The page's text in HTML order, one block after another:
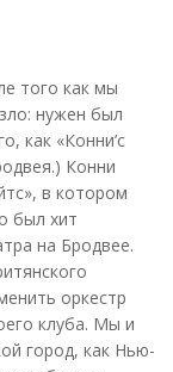
того как мы
нужен был
как «Конни’с
Конни
в котором
был хит
на Бродвее.
оркестр
клуба. Мы и
город, как Нью-